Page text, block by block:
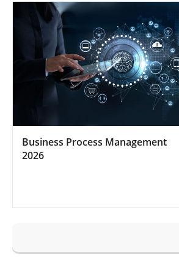
Business Process Management
2026